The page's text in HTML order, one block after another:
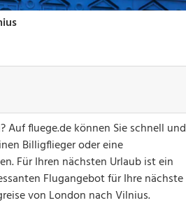
fluege.de können Sie schnell und
Billigflieger oder eine
Für Ihren nächsten Urlaub ist ein
Flugangebot für Ihre nächste
von London nach Vilnius.